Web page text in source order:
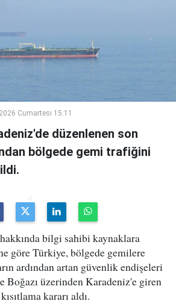
Cumartesi 15:11
düzenlenen son
bölgede gemi trafiğini
bilgi sahibi kaynaklara
göre Türkiye, bölgede gemilere
ardından artan güvenlik endişeleri
Boğazı üzerinden Karadeniz'e giren
kararı aldı.